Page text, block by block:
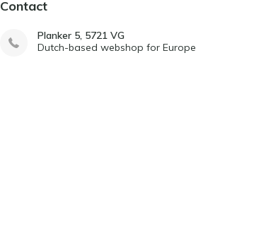
Contact
Planker 5, 5721 VG
Dutch-based webshop for Europe